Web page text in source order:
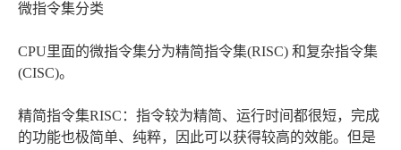
微指令集分类
CPU里面的微指令集分为精简指令集(RISC) 和复杂指令集
(CISC)。
精简指令集RISC：指令较为精简、运行时间都很短，完成
的功能也极简单、纯粹，因此可以获得较高的效能。但是